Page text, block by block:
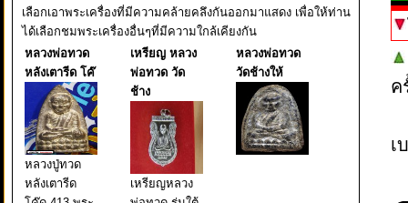
พระยอดนิยม
อีกรุ่นหนึ่งใน
ตระกูล พระ
หลวงพ่อทวด
ว่า ผงเก่าสม
เด็จพุฒาจารย์
โต พรหมรังสี
มหาเถราจาร
ย์ แห่งกร
โสธร พิมพ์
หลังคา
กระเบื้องโบสถ์
ซึ่งหากเราใช้ว
เลือกเอาพระเครื่องที่มีความคล้ายคลึงกันออกมาแสดง เพื่อให้ท่าน
ได้เลือกชมพระเครื่องอื่นๆที่มีความใกล้เคียงกัน
หลวงพ่อทวด
หลังเตารีด โค๊
หลวงปู่ทวด
หลังเตารีด
เหรียญ หลวง
พ่อทวด วัด
ช้าง
เหรียญหลวง
หลวงพ่อทวด
วัดช้างให้
เ